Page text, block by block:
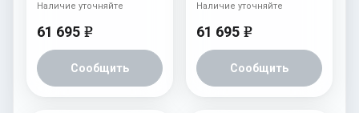
61 695 e
Сообщить
Наличие уточняйте
61 695 e
Сообщить
Наличие уточняйте